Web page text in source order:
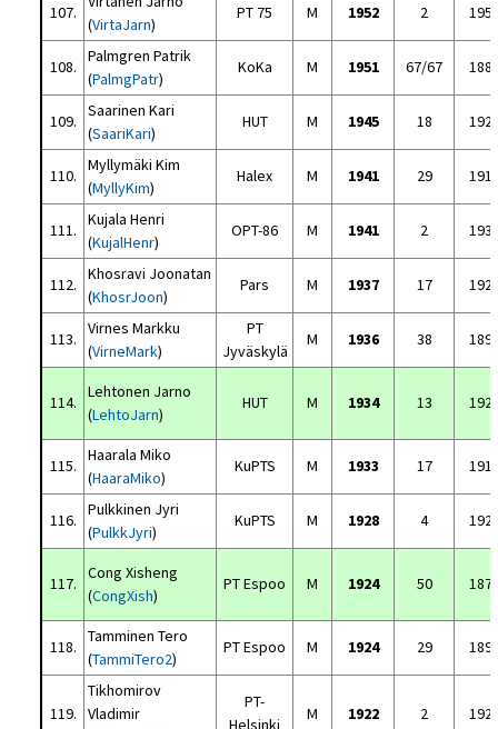
107.
(VirtaJarn)
PT 75 M 1952 2
108.
Palmgren Patrik
(PalmgPatr)
KoKa M 1951 67/67
109.
Saarinen Kari
(SaariKari)
HUT M 1945 18
110.
Myllymäki Kim
(MyllyKim)
Halex M 1941 29
111.
Kujala Henri
(KujalHenr)
OPT-86 M 1941 2
112.
Khosravi Joonatan
(KhosrJoon)
Pars M 1937 17
113.
Virnes Markku
(VirneMark)
PT
Jyväskylä
M 1936 38
114.
Lehtonen Jarno
(LehtoJarn)
HUT M 1934 13
115.
Haarala Miko
(HaaraMiko)
KuPTS M 1933 17
116.
Pulkkinen Jyri
(PulkkJyri)
KuPTS M 1928 4
117.
Cong Xisheng
(CongXish)
PT Espoo M 1924 50
118.
Tamminen Tero
(TammiTero2)
PT Espoo M 1924 29
119.
Tikhomirov
Vladimir
PT-
Helsinki
M 1922 2